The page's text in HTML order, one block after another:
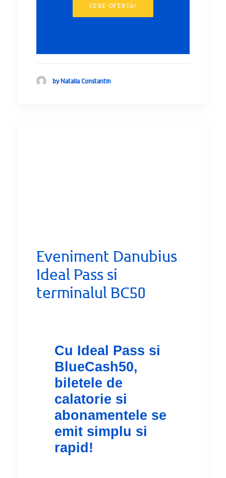
CERE OFERTA!
by Natalia Constantin
Eveniment Danubius
Ideal Pass si
terminalul BC50
Cu Ideal Pass si
BlueCash50,
biletele de
calatorie si
abonamentele se
emit simplu si
rapid!